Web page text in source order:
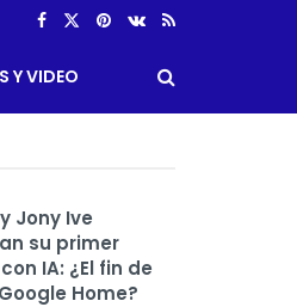
Y VIDEO
Jony Ive
su primer
IA: ¿El fin de
Home?